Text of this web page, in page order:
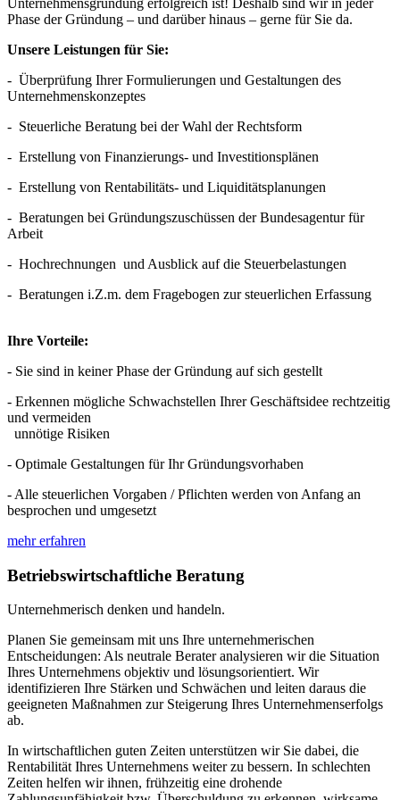
Unternehmensgründung erfolgreich ist! Deshalb sind wir in jeder
Phase der Gründung – und darüber hinaus – gerne für Sie da.
Unsere Leistungen für Sie:
- Überprüfung Ihrer Formulierungen und Gestaltungen des
Unternehmenskonzeptes
- Steuerliche Beratung bei der Wahl der Rechtsform
- Erstellung von Finanzierungs- und Investitionsplänen
- Erstellung von Rentabilitäts- und Liquiditätsplanungen
- Beratungen bei Gründungszuschüssen der Bundesagentur für
Arbeit
- Hochrechnungen und Ausblick auf die Steuerbelastungen
- Beratungen i.Z.m. dem Fragebogen zur steuerlichen Erfassung
Ihre Vorteile:
- Sie sind in keiner Phase der Gründung auf sich gestellt
- Erkennen mögliche Schwachstellen Ihrer Geschäftsidee rechtzeitig
und vermeiden
unnötige Risiken
- Optimale Gestaltungen für Ihr Gründungsvorhaben
- Alle steuerlichen Vorgaben / Pflichten werden von Anfang an
besprochen und umgesetzt
mehr erfahren
Betriebswirtschaftliche Beratung
Unternehmerisch denken und handeln.
Planen Sie gemeinsam mit uns Ihre unternehmerischen
Entscheidungen: Als neutrale Berater analysieren wir die Situation
Ihres Unternehmens objektiv und lösungsorientiert. Wir
identifizieren Ihre Stärken und Schwächen und leiten daraus die
geeigneten Maßnahmen zur Steigerung Ihres Unternehmenserfolgs
ab.
In wirtschaftlichen guten Zeiten unterstützen wir Sie dabei, die
Rentabilität Ihres Unternehmens weiter zu bessern. In schlechten
Zeiten helfen wir ihnen, frühzeitig eine drohende